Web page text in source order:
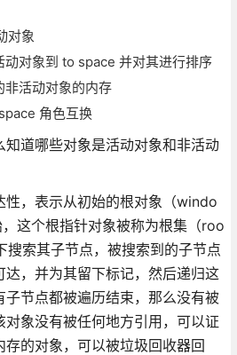
对象
对象到 to space 并对其进行排序
活动对象的内存
角色互换
道哪些对象是活动对象和非活动
性，表示从初始的根对象（windo
这个根指针对象被称为根集（roo
索其子节点，被搜索到的子节点
，并为其留下标记，然后递归这
节点都被遍历结束，那么没有被
象没有被任何地方引用，可以证
的对象，可以被垃圾回收器回